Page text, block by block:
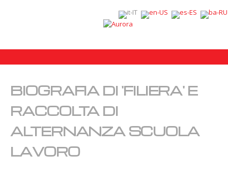
BIOGRAFIA DI 'FILIERA' E
RACCOLTA DI
ALTERNANZA SCUOLA
LAVORO